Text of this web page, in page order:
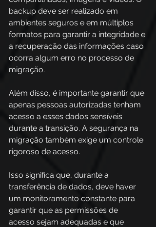
backup deve ser realizado em
ambientes seguros e em múltiplos
formatos para garantir a integridade e
a recuperação das informações caso
ocorra algum erro no processo de
migração.
Além disso, é importante garantir que
apenas pessoas autorizadas tenham
acesso a esses dados sensíveis
durante a transição. A segurança na
migração também exige um controle
rigoroso de acesso.
Isso significa que, durante a
transferência de dados, deve haver
um monitoramento constante para
garantir que as permissões de
acesso sejam adequadas e que